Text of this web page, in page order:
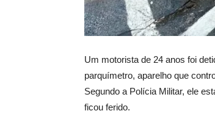
Um motorista de 24 anos foi
parquímetro, aparelho que
Segundo a Polícia Militar, ele
ficou ferido.